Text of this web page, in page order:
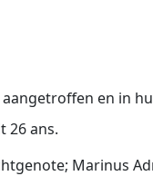
en in
26 ans.
Marinus